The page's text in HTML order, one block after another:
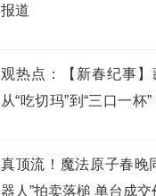
报道
观热点：【新春纪事】
从“吃切玛”到“三口一杯
真顶流！魔法原子春晚
器人”拍卖落槌 单台成